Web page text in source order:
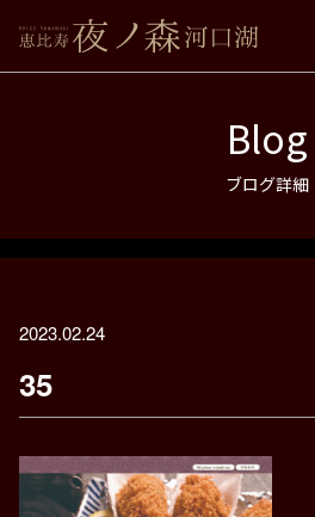
Blog
ブログ詳細
2023.02.24
35